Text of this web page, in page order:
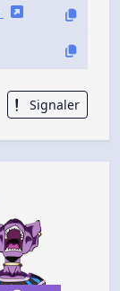
Signaler